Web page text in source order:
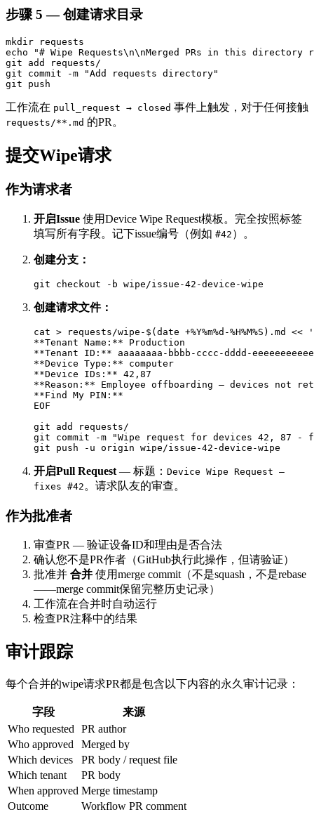
步骤 5 — 创建请求目录
mkdir requests
echo "# Wipe Requests\n\nMerged PRs in this directory
git add requests/
git commit -m "Add requests directory"
工作流在 pull_request → closed 事件上触发，对于任何接触
requests/**.md 的PR。
提交Wipe请求
作为请求者
开启Issue 使用Device Wipe Request模板。完全按照标签
填写所有字段。记下issue编号（例如 #42 ）。
创建分支：
创建请求文件：
cat > requests/wipe-$(date +%Y%m%d-%H%M%S).md <<
**Tenant Name:** Production
**Tenant ID:** aaaaaaaa-bbbb-cccc-dddd-
**Device Type:** computer
**Device IDs:** 42,87
**Reason:** Employee offboarding — devices not
**Find My PIN:**
EOF
git add requests/
git commit -m "Wipe request for devices 42, 87 -
开启Pull Request — 标题： Device Wipe Request —
fixes #42 。请求队友的审查。
作为批准者
审查PR — 验证设备ID和理由是否合法
确认您不是PR作者（GitHub执行此操作，但请验证）
批准并 合并 使用merge commit（不是squash，不是rebase
——merge commit保留完整历史记录）
工作流在合并时自动运行
检查PR注释中的结果
审计跟踪
每个合并的wipe请求PR都是包含以下内容的永久审计记录：
字段
来源
Who requested
PR author
Who approved
Merged by
Which devices
PR body / request file
Which tenant
PR body
When approved Merge timestamp
Outcome
Workflow PR comment